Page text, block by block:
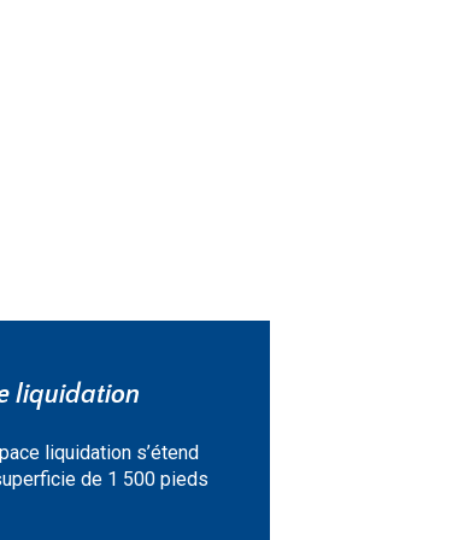
liquidation
liquidation s’étend
de 1 500 pieds